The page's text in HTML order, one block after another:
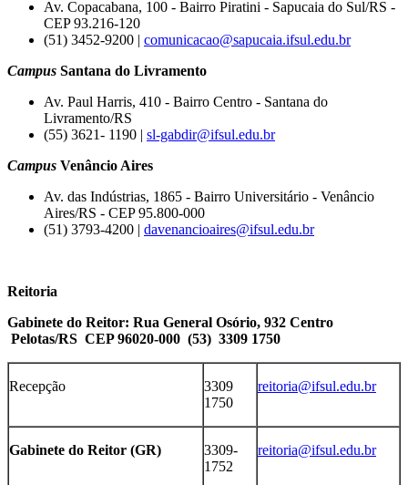
Av. Copacabana, 100 - Bairro Piratini - Sapucaia do Sul/RS -
CEP 93.216-120
(51) 3452-9200 | comunicacao@sapucaia.ifsul.edu.br
Campus Santana do Livramento
Av. Paul Harris, 410 - Bairro Centro - Santana do
Livramento/RS
(55) 3621- 1190 | sl-gabdir@ifsul.edu.br
Campus Venâncio Aires
Av. das Indústrias, 1865 - Bairro Universitário - Venâncio
Aires/RS - CEP 95.800-000
(51) 3793-4200 | davenancioaires@ifsul.edu.br
Reitoria
Gabinete do Reitor: Rua General Osório, 932 Centro
Pelotas/RS CEP 96020-000 (53) 3309 1750
Recepção
3309
1750
reitoria@ifsul.edu.br
Gabinete do Reitor (GR)
3309-
1752
reitoria@ifsul.edu.br